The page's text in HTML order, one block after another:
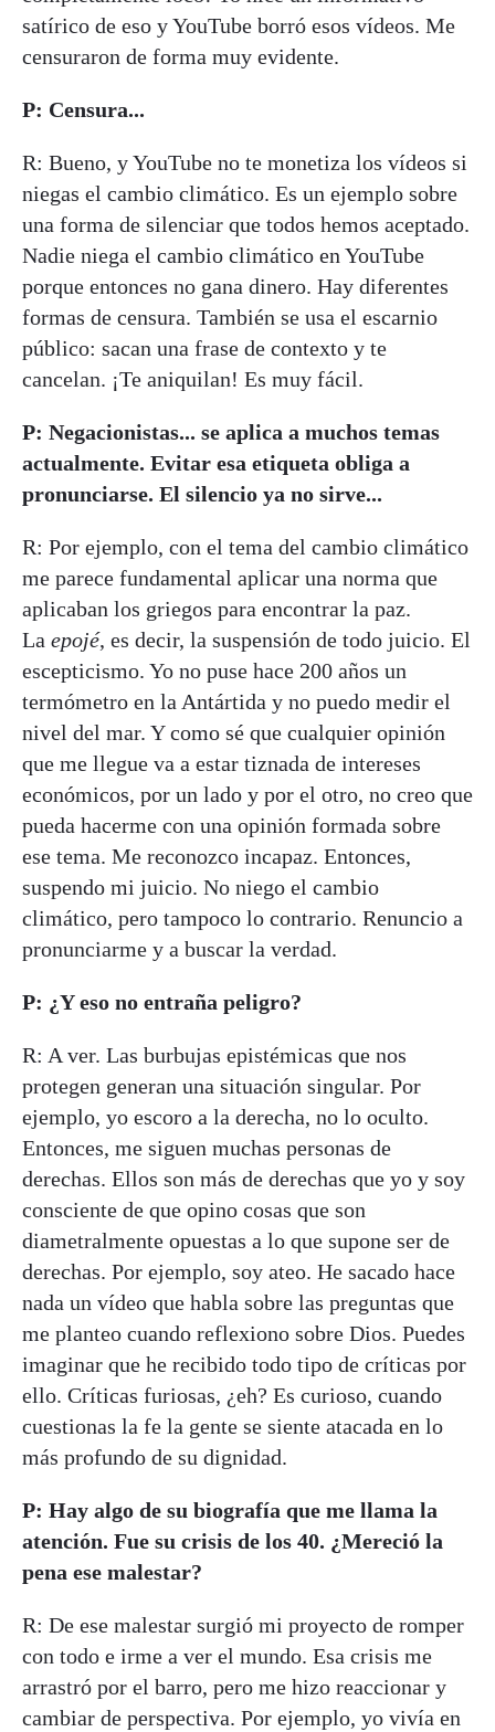
satírico de eso y YouTube borró esos vídeos. Me
censuraron de forma muy evidente.
P: Censura...
R: Bueno, y YouTube no te monetiza los vídeos si
niegas el cambio climático. Es un ejemplo sobre
una forma de silenciar que todos hemos aceptado.
Nadie niega el cambio climático en YouTube
porque entonces no gana dinero. Hay diferentes
formas de censura. También se usa el escarnio
público: sacan una frase de contexto y te
cancelan. ¡Te aniquilan! Es muy fácil.
P: Negacionistas... se aplica a muchos temas
actualmente. Evitar esa etiqueta obliga a
pronunciarse. El silencio ya no sirve...
R: Por ejemplo, con el tema del cambio climático
me parece fundamental aplicar una norma que
aplicaban los griegos para encontrar la paz.
La epojé, es decir, la suspensión de todo juicio. El
escepticismo. Yo no puse hace 200 años un
termómetro en la Antártida y no puedo medir el
nivel del mar. Y como sé que cualquier opinión
que me llegue va a estar tiznada de intereses
económicos, por un lado y por el otro, no creo que
pueda hacerme con una opinión formada sobre
ese tema. Me reconozco incapaz. Entonces,
suspendo mi juicio. No niego el cambio
climático, pero tampoco lo contrario. Renuncio a
pronunciarme y a buscar la verdad.
P: ¿Y eso no entraña peligro?
R: A ver. Las burbujas epistémicas que nos
protegen generan una situación singular. Por
ejemplo, yo escoro a la derecha, no lo oculto.
Entonces, me siguen muchas personas de
derechas. Ellos son más de derechas que yo y soy
consciente de que opino cosas que son
diametralmente opuestas a lo que supone ser de
derechas. Por ejemplo, soy ateo. He sacado hace
nada un vídeo que habla sobre las preguntas que
me planteo cuando reflexiono sobre Dios. Puedes
imaginar que he recibido todo tipo de críticas por
ello. Críticas furiosas, ¿eh? Es curioso, cuando
cuestionas la fe la gente se siente atacada en lo
más profundo de su dignidad.
P: Hay algo de su biografía que me llama la
atención. Fue su crisis de los 40. ¿Mereció la
pena ese malestar?
R: De ese malestar surgió mi proyecto de romper
con todo e irme a ver el mundo. Esa crisis me
arrastró por el barro, pero me hizo reaccionar y
cambiar de perspectiva. Por ejemplo, yo vivía en